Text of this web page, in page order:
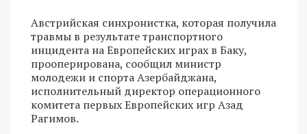
Австрийская синхронистка, которая получила
травмы в результате транспортного
инцидента на Европейских играх в Баку,
прооперирована, сообщил министр
молодежи и спорта Азербайджана,
исполнительный директор операционного
комитета первых Европейских игр Азад
Рагимов.